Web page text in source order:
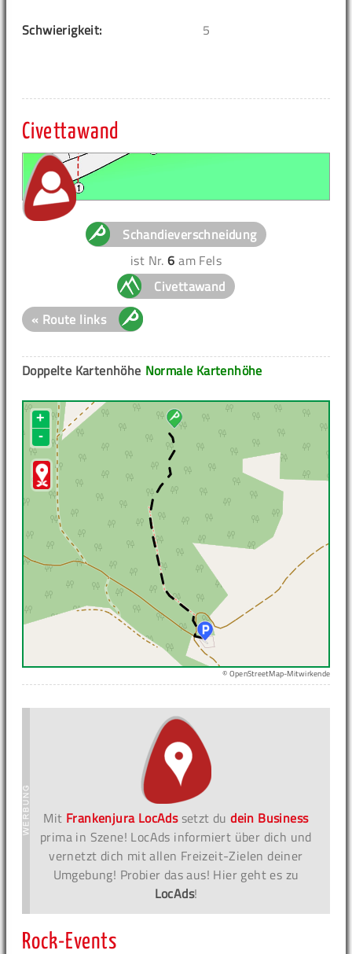
Schwierigkeit: 5
Civettawand
Schandieverschneidung
ist Nr.6 am Fels
Civettawand
« Route links
Normale Kartenhöhe
Doppelte Kartenhöhe
+
-
© OpenStreetMap-Mitwirkende
Mit Frankenjura LocAdssetzt dudein Business
prima in Szene! LocAds informiert über dich und
vernetzt dich mit allen Freizeit-Zielen deiner
Umgebung! Probier das aus! Hier geht es zu
LocAds!
Rock-Events